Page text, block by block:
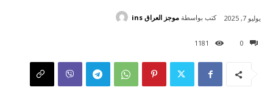
0
1181
يوليو 7, 2025 كتب بواسطة موجز العراق ins